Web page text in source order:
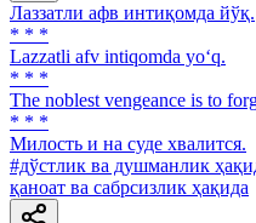
Лаззатли афв интиқомда йўқ.
* * *
Lazzatli afv intiqomda yo‘q.
* * *
The noblest vengeance is to
* * *
Милость и на суде хвалится.
#дўстлик ва душманлик
қаноат ва сабрсизлик ҳақида